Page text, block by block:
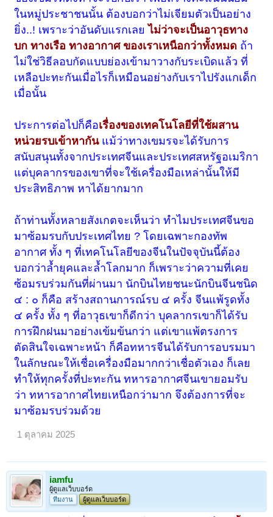
ในหมู่ประชาชนนั้น ต้องบอกว่าไม่เจียมตัวเป็นอย่าง
ยิ่ง..! เพราะว่าอันดับแรกเลยไม่ว่าจะเป็นอาวุธทาง
บก ทางเรือ ทางอากาศ ของเราเหนือกว่าทั้งหมด ถ้า
ไม่ใช่วิธีลอบกัดแบบย่องเข้ามาวางกับระเบิดแล้ว ที่
เหลือปะทะกันเมื่อไรก็เหมือนอย่างกับเราไปรังแกเด็ก
เมื่อนั้น
ประการต่อไปก็คือเรื่องของเทคโนโลยีที่ใช้ผสาน
หน่วยรบเข้าหากันแม้ว่าทางเขมรจะได้รับการ
สนับสนุนทั้งจากประเทศจีนและประเทศสหรัฐอเมริกา
แต่บุคลากรของเขาที่จะใช้เครื่องมือเหล่านั้นให้มี
ประสิทธิภาพ หาได้ยากมาก
ถ้าท่านทั้งหลายสังเกตจะเห็นว่า ทำไมประเทศจีนขอ
มาซ้อมรบกับประเทศไทย ? โดยเฉพาะกองทัพ
อากาศ ทั้ง ๆ ที่เทคโนโลยีของจีนในปัจจุบันนี้ต้อง
บอกว่าล้ำยุคและล้ำโลกมาก ก็เพราะว่าความที่เคย
ซ้อมรบร่วมกันที่ผ่านมา นักบินไทยชนะนักบินจีนชนิด
๔ : ๐ ก็คือ สร้างสถานการณ์รบ ๔ ครั้ง จีนแพ้รูดทั้ง
๔ ครั้ง ทั้ง ๆ ที่อาวุธเขาก็ดีกว่า บุคลากรเขาก็ได้รับ
การฝึกฝนมาอย่างเข้มข้นกว่า แต่เขาแพ้ตรงการ
ตัดสินใจเฉพาะหน้า ก็คือทหารจีนได้รับการอบรมมา
ในลักษณะให้เชื่อเครื่องมือมากกว่าเชื่อตัวเอง ก็เลย
ทำให้ทุกครั้งที่ปะทะกัน ทหารอากาศจีนเขายอมรับ
ว่า ทหารอากาศไทยเหนือกว่ามาก จึงต้องการที่จะ
มาซ้อมรบร่วมด้วย
1 ตุลาคม 2025
iamfu
ผู้ดูแลเว็บบอร์ด
ทีมงาน
ผู้ดูแลเว็บบอร์ด